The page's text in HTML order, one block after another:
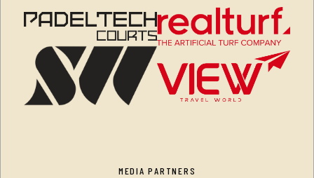
MEDIA PARTNERS